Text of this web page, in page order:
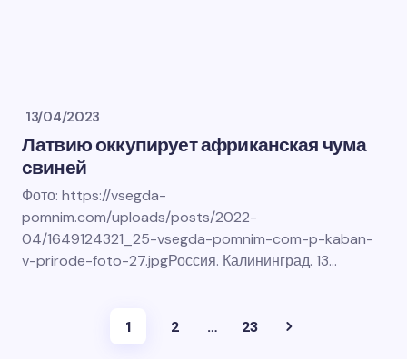
13/04/2023
Латвию оккупирует африканская чума
свиней
Фото: https://vsegda-
pomnim.com/uploads/posts/2022-
04/1649124321_25-vsegda-pomnim-com-p-kaban-
v-prirode-foto-27.jpgРоссия. Калининград. 13…
1 2 … 23